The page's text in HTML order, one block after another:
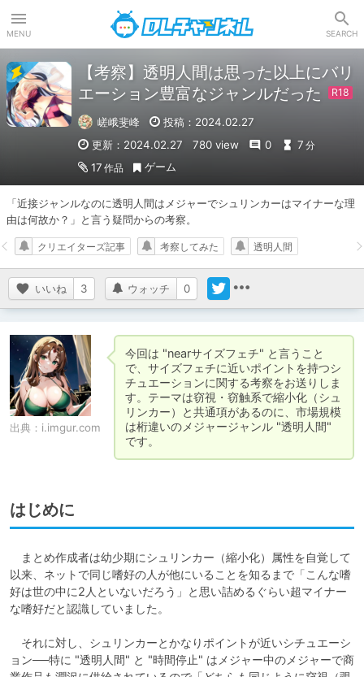
MENU SEARCH
【考察】透明人間は思った以上にバリ
エーション豊富なジャンルだった
嵯峨斐峰
投稿：2024.02.27
更新：2024.02.27
780 view 0 7 分
17 作品 ゲーム
「近接ジャンルなのに透明人間はメジャーでシュリンカーはマイナーな理
由は何故か？」と言う疑問からの考察。
いいね 3 ウォッチ 0
クリエイターズ記事 考察してみた 透明人間
出典： i.imgur.com
今回は "nearサイズフェチ" と言うこと
で、サイズフェチに近いポイントを持つシ
チュエーションに関する考察をお送りしま
す。テーマは窃視・窃触系で縮小化（シュ
リンカー）と共通項があるのに、市場規模
は桁違いのメジャージャンル "透明人間"
です。
はじめに
まとめ作成者は幼少期にシュリンカー（縮小化）属性を自覚して
以来、ネットで同じ嗜好の人が他にいることを知るまで「こんな嗜
好は世の中に2人といないだろう」と思い詰めるぐらい超マイナー
な嗜好だと認識していました。
それに対し、シュリンカーとかなりポイントが近いシチュエーシ
ョン──特に "透明人間" と "時間停止" はメジャー中のメジャーで商